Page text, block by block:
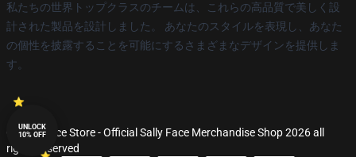
私たちの世界トップクラスのチームは、これらの高品質で美しく設
計された製品を設計しました。 あなたのスタイルを表現し、あなた
の個性を披露することを可能にするさまざまなデザインを提供しま
す。
© Sally Face Store - Official Sally Face Merchandise Shop 2026 all
rights reserved
UNLOCK
10% OFF